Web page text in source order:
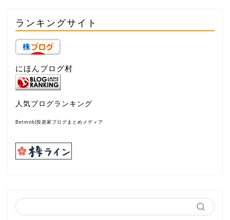
ランキングサイト
にほんブログ村
人気ブログランキング
Betmob|投資家ブログまとめメディア